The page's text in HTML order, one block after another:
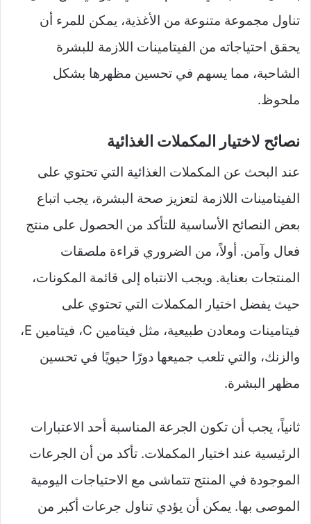
تناول مجموعة متنوعة من الأغذية، يمكن للمرء أن
يحقق احتياجاته من الفيتامينات اللازمة للبشرة
الشاحبة، مما يسهم في تحسين مظهرها بشكل
ملحوظ.
نصائح لاختيار المكملات الغذائية
عند البحث عن المكملات الغذائية التي تحتوي على
الفيتامينات اللازمة لتعزيز صحة البشرة، يجب اتباع
بعض النصائح الأساسية للتأكد من الحصول على منتج
فعال وآمن. أولاً، من الضروري قراءة ملصقات
المنتجات بعناية. ويجب الانتباه إلى قائمة المكونات،
حيث يفضل اختيار المكملات التي تحتوي على
فيتامينات ومعادن طبيعية، مثل فيتامين C، فيتامين E،
والزنك، والتي تلعب جميعها دورًا حيويًا في تحسين
مظهر البشرة.
ثانياً، يجب أن تكون الجرعة المناسبة أحد الاعتبارات
الرئيسية عند اختيار المكملات. تأكد من أن الجرعات
الموجودة في المنتج تتماشى مع الاحتياجات اليومية
الموصى بها. يمكن أن يؤدي تناول جرعات أكبر من